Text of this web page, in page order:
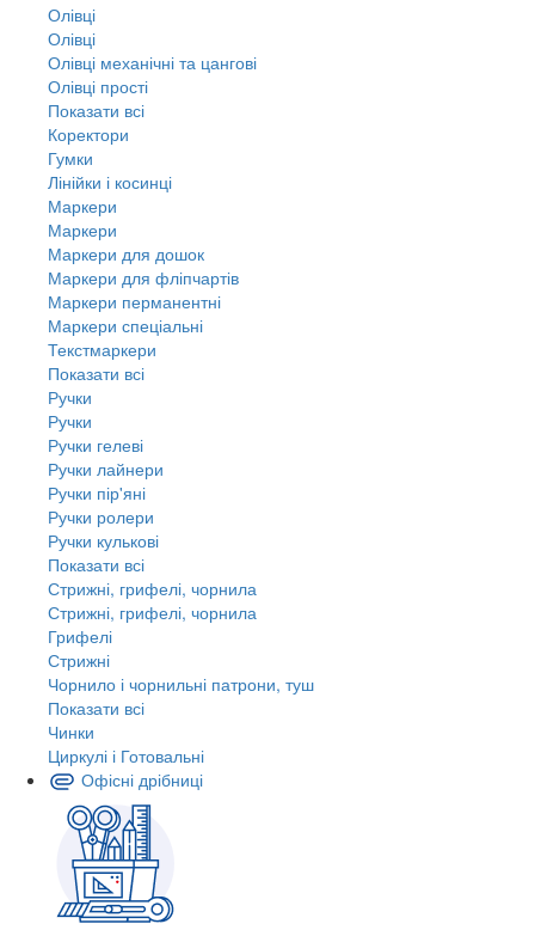
Олівці
Олівці
Олівці механічні та цангові
Олівці прості
Показати всі
Коректори
Гумки
Лінійки і косинці
Маркери
Маркери
Маркери для дошок
Маркери для фліпчартів
Маркери перманентні
Маркери спеціальні
Текстмаркери
Показати всі
Ручки
Ручки
Ручки гелеві
Ручки лайнери
Ручки пір'яні
Ручки ролери
Ручки кулькові
Показати всі
Стрижні, грифелі, чорнила
Стрижні, грифелі, чорнила
Грифелі
Стрижні
Чорнило і чорнильні патрони, туш
Показати всі
Чинки
Циркулі і Готовальні
Офісні дрібниці